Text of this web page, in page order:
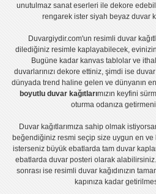
unutulmaz sanat eserleri ile dekore
rengarek ister siyah beyaz duvar
Duvargiydir.com'unresimli duvar
dilediğiniz resimle kaplayabilecek,
Bugüne kadar kanvas tablo lar ve
duvarlarınızı dekore ettiniz, şimdi ise
dünyada trend haline gelen ve dünyanın
boyutlu duvar kağıtlarımızın keyfini
oturma odanıza
Duvar kağıtlarımıza sahip olmak
beğendiğiniz resmi seçip size uygun en ve
isterseniz büyük ebatlarda tam duvar
ebatlarda duvar posteri olarak
sonrası iseresimli duvar kağıdınızın
kapınıza kadar